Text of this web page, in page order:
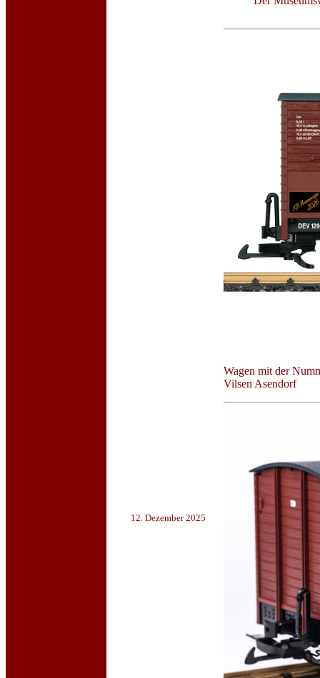
12. Dezember 2025
Wagen mit der
Vilsen Asendorf